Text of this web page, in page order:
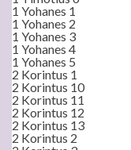
1 Yohanes 1
1 Yohanes 2
1 Yohanes 3
1 Yohanes 4
1 Yohanes 5
2 Korintus 1
2 Korintus 10
2 Korintus 11
2 Korintus 12
2 Korintus 13
2 Korintus 2